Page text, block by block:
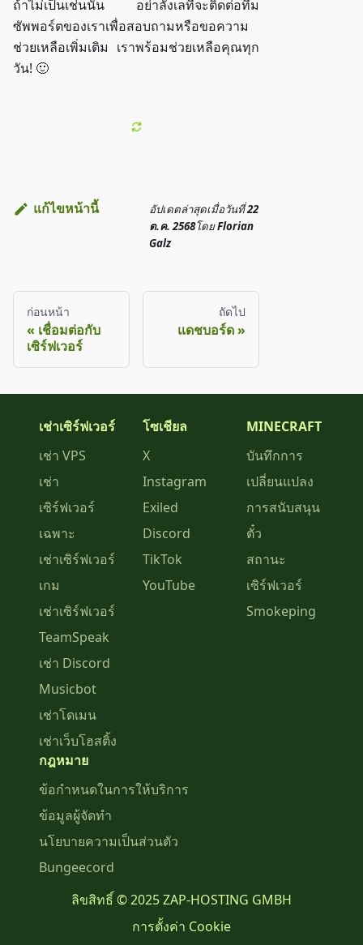
ถ้าไม่เป็นเช่นนั้น อย่าลังเลที่จะติดต่อทีม
ซัพพอร์ตของเราเพื่อสอบถามหรือขอความ
ช่วยเหลือเพิ่มเติม เราพร้อมช่วยเหลือคุณทุก
วัน! 🙂
แก้ไขหน้านี้ อัปเดตล่าสุดเมื่อวันที่22
ต.ค. 2568โดยFlorian
Galz
ก่อนหน้า
เชื่อมต่อกับ
เซิร์ฟเวอร์
ถัดไป
แดชบอร์ด
เช่าเซิร์ฟเวอร์
เช่า VPS
เช่า
เซิร์ฟเวอร์
เฉพาะ
เช่าเซิร์ฟเวอร์
เกม
เช่าเซิร์ฟเวอร์
TeamSpeak
เช่า Discord
Musicbot
เช่าโดเมน
เช่าเว็บโฮสติ้ง
โซเชียล
X
Instagram
Exiled
Discord
TikTok
YouTube
MINECRAFT
บันทึกการ
เปลี่ยนแปลง
การสนับสนุน
ตั๋ว
สถานะ
เซิร์ฟเวอร์
Smokeping
กฎหมาย
ข้อกำหนดในการให้บริการ
ข้อมูลผู้จัดทำ
นโยบายความเป็นส่วนตัว
Bungeecord
ลิขสิทธิ์ © 2025 ZAP-HOSTING GMBH
การตั้งค่า Cookie